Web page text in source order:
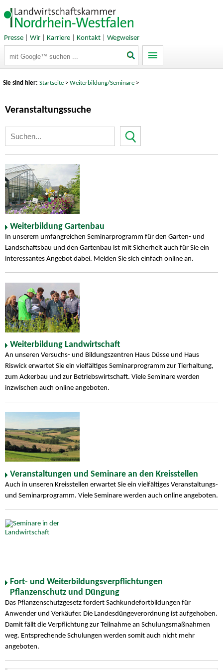
Presse| Wir| Karriere| Kontakt| Wegweiser
Sie sind hier:Startseite >Weiterbildung/Seminare >
Veranstaltungssuche
Weiterbildung Gartenbau
In unserem umfangreichen Seminarprogramm für den Garten- und
Landschaftsbau und den Gartenbau ist mit Sicherheit auch für Sie ein
interessantes Angebot dabei. Melden Sie sich einfach online an.
Weiterbildung Landwirtschaft
An unseren Versuchs- und Bildungszentren Haus Düsse und Haus
Riswick erwartet Sie ein vielfältiges Seminarprogramm zur Tierhaltung,
zum Ackerbau und zur Betriebswirtschaft. Viele Seminare werden
inzwischen auch online angeboten.
Veranstaltungen und Seminare an den Kreisstellen
Auch in unseren Kreisstellen erwartet Sie ein vielfältiges Veranstaltungs-
und Seminarprogramm. Viele Seminare werden auch online angeboten.
Fort- und Weiterbildungsverpflichtungen
Pflanzenschutz und Düngung
Das Pflanzenschutzgesetz fordert Sachkundefortbildungen für
Anwender und Verkäufer. Die Landesdüngeverordnung ist aufgehoben.
Damit fällt die Verpflichtung zur Teilnahme an Schulungsmaßnahmen
weg. Entsprechende Schulungen werden somit auch nicht mehr
angeboten.